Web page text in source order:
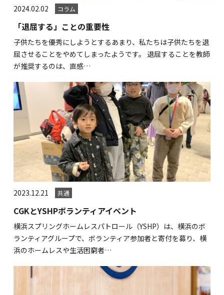
2024.02.02 コラム
「退屈する」ことの重要性
子供たちを優秀にしようとするあまり、私たちは子供たちを退
屈させることをやめてしまったようです。 退屈することを教師
が推奨するのは、直感…
2023.12.21 共通
CGKとYSHPボランティアイベント
横浜スプリングホームレスパトロール（YSHP）は、横浜のボ
ランティアグループで、ボランティア参加者と寄付を募り、横
浜のホームレスや生活困窮者…